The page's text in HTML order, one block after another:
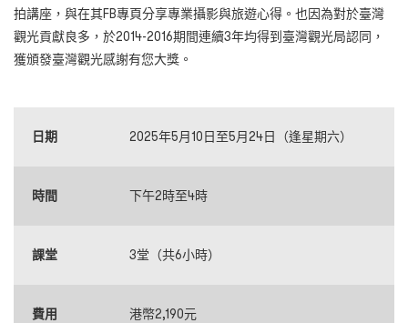
拍講座，與在其FB專頁分享專業攝影與旅遊心得。也因為對於臺灣
觀光貢獻良多，於2014-2016期間連續3年均得到臺灣觀光局認同，
獲頒發臺灣觀光感謝有您大獎。
日期 2025年5月10日至5月24日（逢星期六）
時間 下午2時至4時
課堂 3堂（共6小時）
費用 港幣2,190元